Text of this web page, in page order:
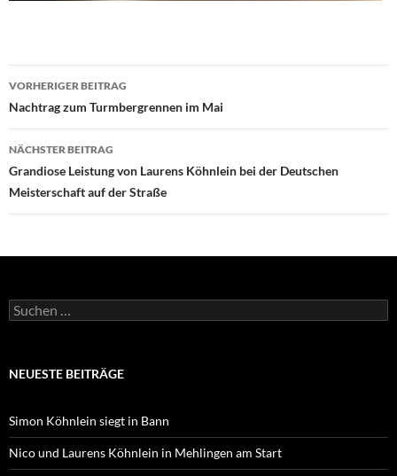
Beitragsnavigation
VORHERIGER BEITRAG
Nachtrag zum Turmbergrennen im Mai
NÄCHSTER BEITRAG
Grandiose Leistung von Laurens Köhnlein bei der Deutschen
Meisterschaft auf der Straße
Suchen
nach:
NEUESTE BEITRÄGE
Simon Köhnlein siegt in Bann
Nico und Laurens Köhnlein in Mehlingen am Start